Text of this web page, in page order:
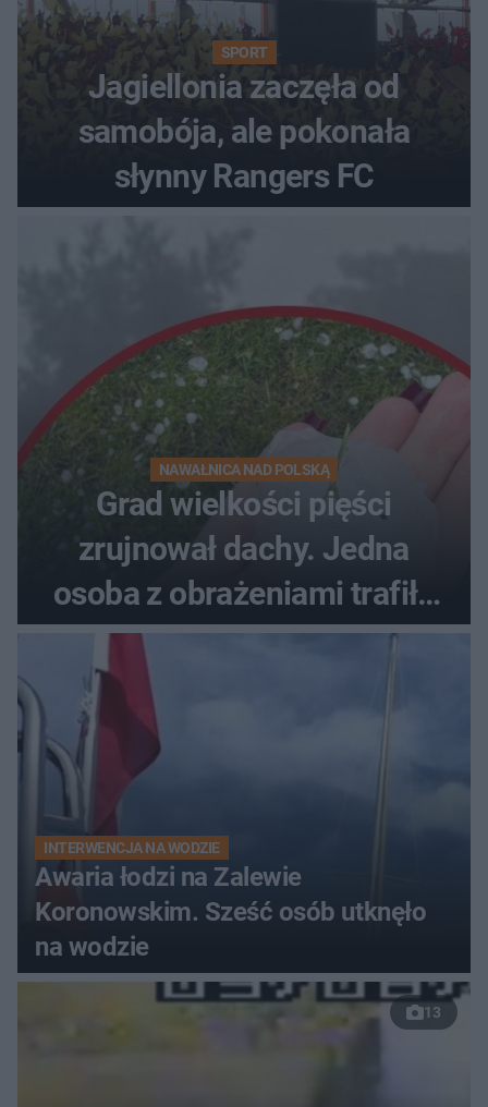
SPORT
Jagiellonia zaczęła od
samobója, ale pokonała
słynny Rangers FC
NAWAŁNICA NAD POLSKĄ
Grad wielkości pięści
zrujnował dachy. Jedna
osoba z obrażeniami trafiła
do szpitala
INTERWENCJA NA WODZIE
Awaria łodzi na Zalewie
Koronowskim. Sześć osób utknęło
na wodzie
13